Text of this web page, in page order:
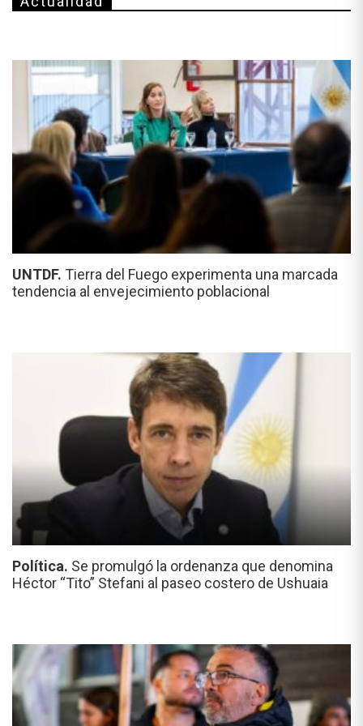
UNTDF. Tierra del Fuego experimenta una marcada
tendencia al envejecimiento poblacional
Política. Se promulgó la ordenanza que denomina
Héctor “Tito” Stefani al paseo costero de Ushuaia